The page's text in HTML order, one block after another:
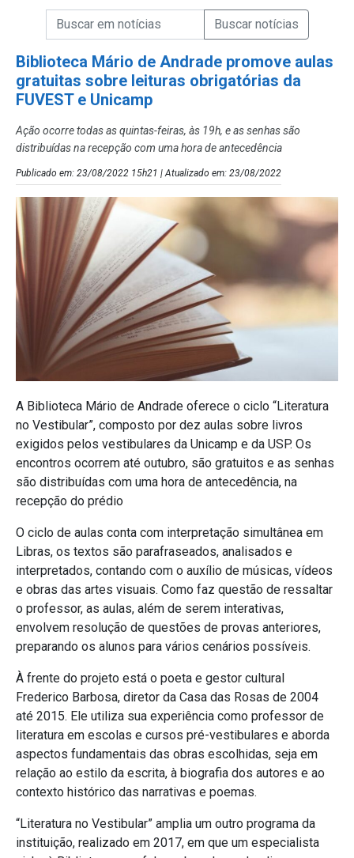
Campo de Busca de Notícias
Campo de Busca de informaçõesEnviar a Busca de Notícias
Biblioteca Mário de Andrade promove aulas
gratuitas sobre leituras obrigatórias da
FUVEST e Unicamp
Ação ocorre todas as quintas-feiras, às 19h, e as senhas são
distribuídas na recepção com uma hora de antecedência
Publicado em: 23/08/2022 15h21 | Atualizado em: 23/08/2022
A Biblioteca Mário de Andrade oferece o ciclo “Literatura
no Vestibular”, composto por dez aulas sobre livros
exigidos pelos vestibulares da Unicamp e da USP. Os
encontros ocorrem até outubro, são gratuitos e as senhas
são distribuídas com uma hora de antecedência, na
recepção do prédio
O ciclo de aulas conta com interpretação simultânea em
Libras, os textos são parafraseados, analisados e
interpretados, contando com o auxílio de músicas, vídeos
e obras das artes visuais. Como faz questão de ressaltar
o professor, as aulas, além de serem interativas,
envolvem resolução de questões de provas anteriores,
preparando os alunos para vários cenários possíveis.
À frente do projeto está o poeta e gestor cultural
Frederico Barbosa, diretor da Casa das Rosas de 2004
até 2015. Ele utiliza sua experiência como professor de
literatura em escolas e cursos pré-vestibulares e aborda
aspectos fundamentais das obras escolhidas, seja em
relação ao estilo da escrita, à biografia dos autores e ao
contexto histórico das narrativas e poemas.
“Literatura no Vestibular” amplia um outro programa da
instituição, realizado em 2017, em que um especialista